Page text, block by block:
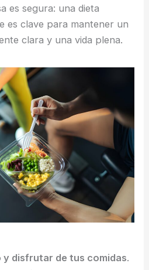
es segura: una dieta
es clave para mantener un
clara y una vida plena.
disfrutar de tus comidas.